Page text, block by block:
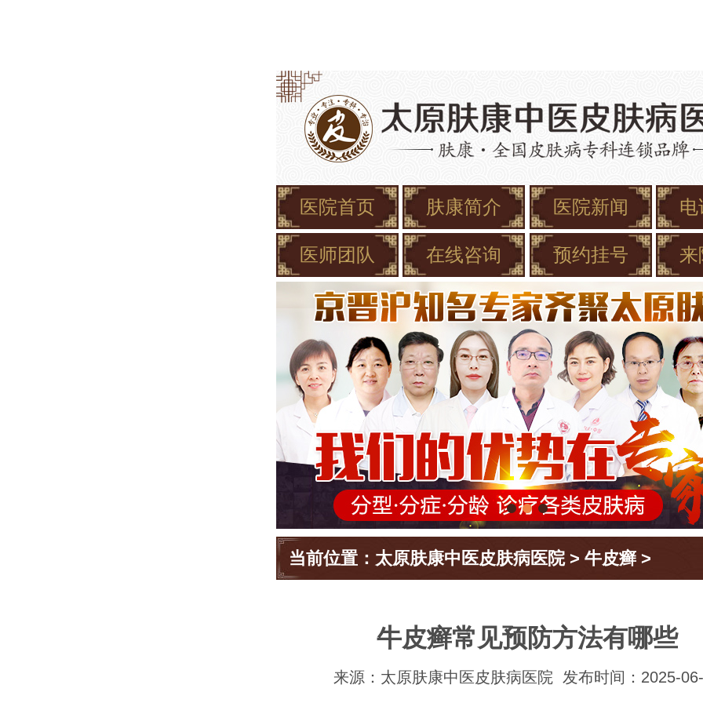
医院首页 肤康简介 医院新闻 电
医师团队 在线咨询 预约挂号 来
当前位置： 太原肤康中医皮肤病医院> 牛皮癣 >
牛皮癣常见预防方法有哪些
来源：太原肤康中医皮肤病医院 发布时间：2025-